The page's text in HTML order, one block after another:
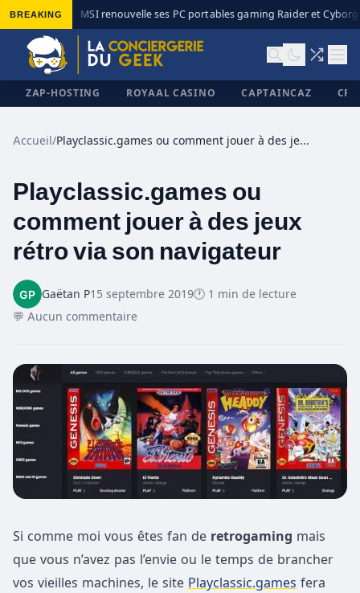
BREAKING MSI renouvelle ses PC portables gaming Raider et Cyborg
ZAP-HOSTING ROYAAL CASINO CAPTAINCAZ
✕
Accueil/ Playclassic.games ou comment jouer à des jeux rétro via son navigateur
Playclassic.games ou
comment jouer à des jeux
rétro via son navigateur
Gaëtan P15 septembre 2019🕐 1 min de lecture
💬 Aucun commentaire
Si comme moi vous êtes fan de retrogaming mais
que vous n’avez pas l’envie ou le temps de brancher
vos vieilles machines, le site Playclassic.games fera